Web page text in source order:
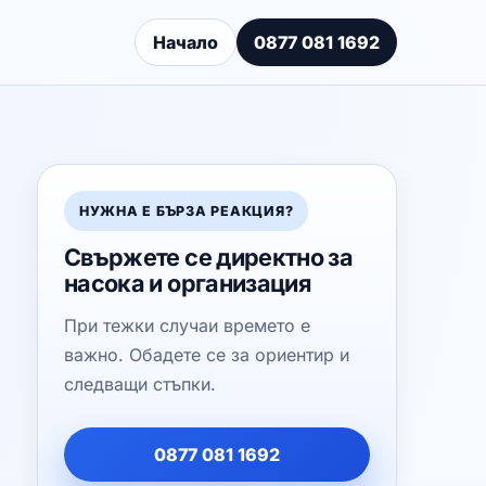
Начало 0877 081 1692
НУЖНА Е БЪРЗА РЕАКЦИЯ?
Свържете се директно за
насока и организация
При тежки случаи времето е
важно. Обадете се за ориентир и
следващи стъпки.
0877 081 1692